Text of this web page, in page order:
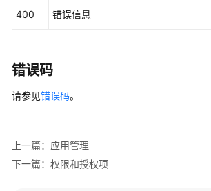
400 错误信息
错误码
请参见错误码。
上一篇：应用管理
下一篇：权限和授权项